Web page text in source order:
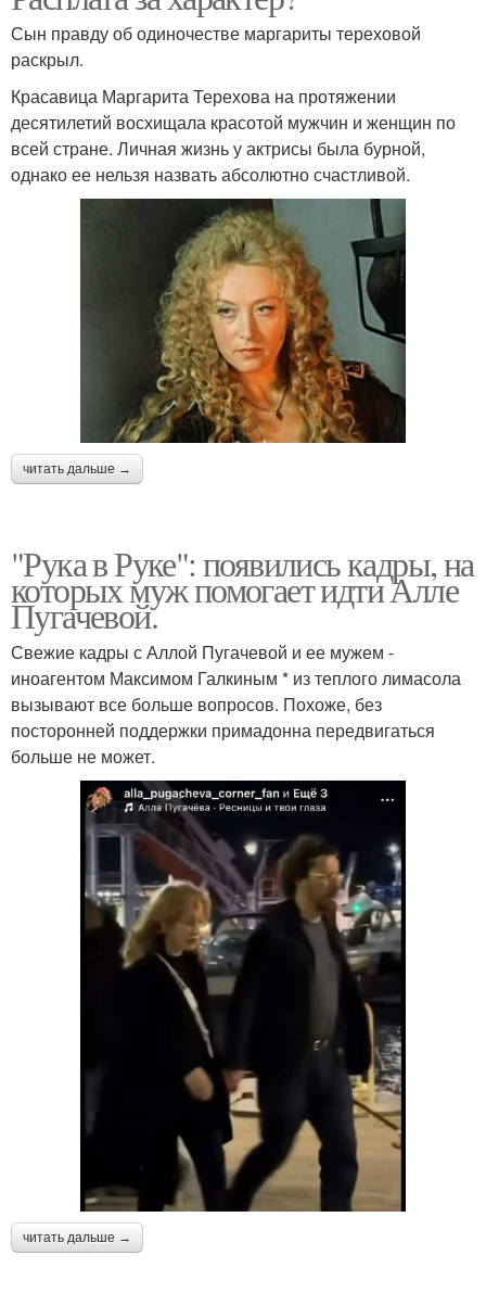
Сын правду об одиночестве маргариты тереховой
раскрыл.
Красавица Маргарита Терехова на протяжении
десятилетий восхищала красотой мужчин и женщин по
всей стране. Личная жизнь у актрисы была бурной,
однако ее нельзя назвать абсолютно счастливой.
читать дальше →
"Рука в Руке": появились кадры, на
которых муж помогает идти Алле
Пугачевой.
Свежие кадры с Аллой Пугачевой и ее мужем -
иноагентом Максимом Галкиным * из теплого лимасола
вызывают все больше вопросов. Похоже, без
посторонней поддержки примадонна передвигаться
больше не может.
читать дальше →